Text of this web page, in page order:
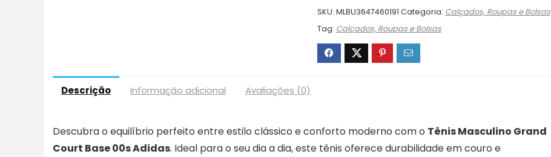
SKU: MLBU3647460191 Categoria: Calçados, Roupas e Bolsas
Tag: Calçados, Roupas e Bolsas
Descrição Informação adicional Avaliações (0)
Descubra o equilíbrio perfeito entre estilo clássico e conforto moderno com o Tênis Masculino Grand
Court Base 00s Adidas. Ideal para o seu dia a dia, este tênis oferece durabilidade em couro e